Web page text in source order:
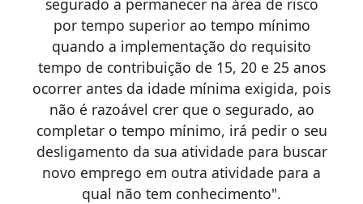
por tempo superior ao tempo mínimo
quando a implementação do requisito
tempo de contribuição de 15, 20 e 25 anos
ocorrer antes da idade mínima exigida, pois
não é razoável crer que o segurado, ao
completar o tempo mínimo, irá pedir o seu
desligamento da sua atividade para buscar
novo emprego em outra atividade para a
qual não tem conhecimento".